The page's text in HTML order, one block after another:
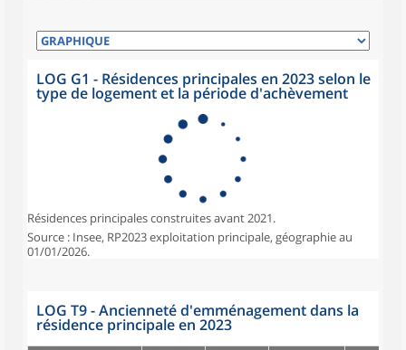
LOG G1 - Résidences principales en 2023 selon le
type de logement et la période d'achèvement
Résidences principales construites avant 2021.
Source : Insee, RP2023 exploitation principale, géographie au
01/01/2026.
LOG T9 - Ancienneté d'emménagement dans la
résidence principale en 2023